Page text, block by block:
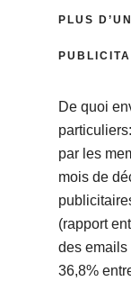
PLUS
De quoi
par les
mois de
(rapport
des emails
36,8%